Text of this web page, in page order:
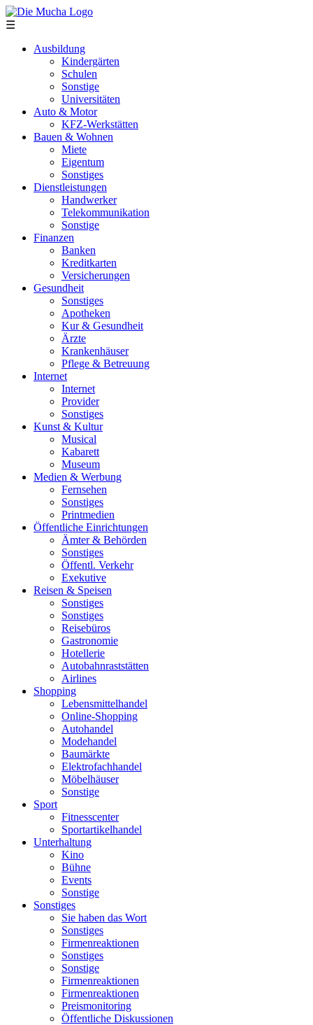
Direkt zum Inhalt
☰
Ausbildung
Kindergärten
Schulen
Sonstige
Universitäten
Auto & Motor
KFZ-Werkstätten
Bauen & Wohnen
Miete
Eigentum
Sonstiges
Dienstleistungen
Handwerker
Telekommunikation
Sonstige
Finanzen
Banken
Kreditkarten
Versicherungen
Gesundheit
Sonstiges
Apotheken
Kur & Gesundheit
Ärzte
Krankenhäuser
Pflege & Betreuung
Internet
Internet
Provider
Sonstiges
Kunst & Kultur
Musical
Kabarett
Museum
Medien & Werbung
Fernsehen
Sonstiges
Printmedien
Öffentliche Einrichtungen
Ämter & Behörden
Sonstiges
Öffentl. Verkehr
Exekutive
Reisen & Speisen
Sonstiges
Sonstiges
Reisebüros
Gastronomie
Hotellerie
Autobahnraststätten
Airlines
Shopping
Lebensmittelhandel
Online-Shopping
Autohandel
Modehandel
Baumärkte
Elektrofachhandel
Möbelhäuser
Sonstige
Sport
Fitnesscenter
Sportartikelhandel
Unterhaltung
Kino
Bühne
Events
Sonstige
Sonstiges
Sie haben das Wort
Sonstiges
Firmenreaktionen
Sonstiges
Sonstige
Firmenreaktionen
Firmenreaktionen
Preismonitoring
Öffentliche Diskussionen